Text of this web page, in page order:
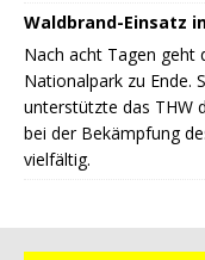
Waldbrand-Einsatz
Nach acht Tagen geht
Nationalpark zu Ende.
unterstützte das THW
bei der Bekämpfung
vielfältig.